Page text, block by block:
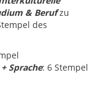
& Berufzu
des
Sprache: 6 Stempel